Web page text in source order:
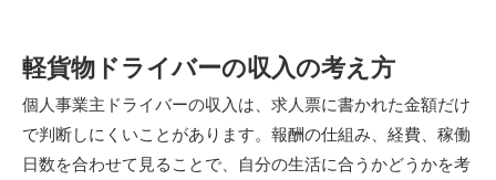
軽貨物ドライバーの収入の考え方
個人事業主ドライバーの収入は、求人票に書かれた金額だけ
で判断しにくいことがあります。報酬の仕組み、経費、稼働
日数を合わせて見ることで、自分の生活に合うかどうかを考